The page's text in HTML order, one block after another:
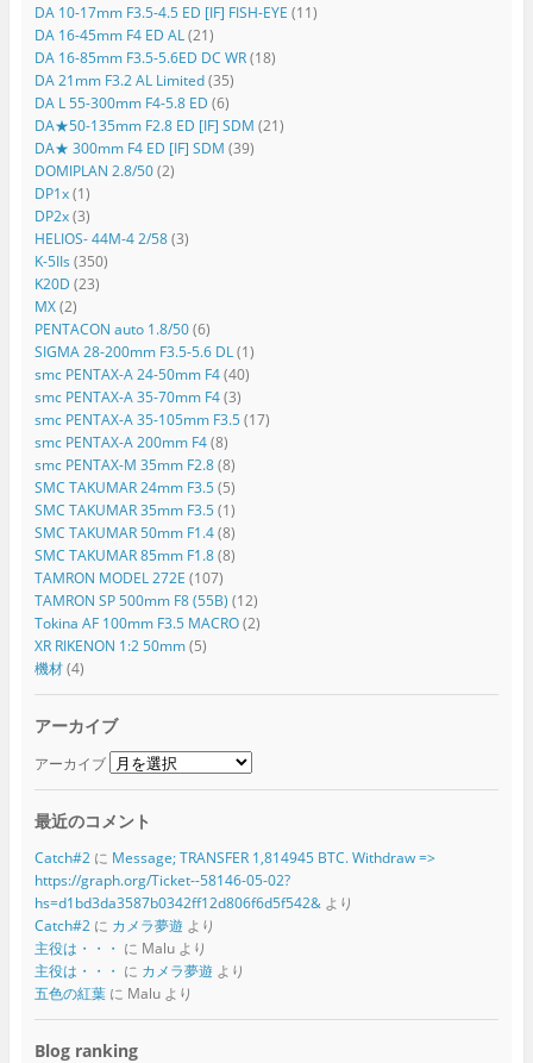
DA 10-17mm F3.5-4.5 ED [IF] FISH-EYE (11)
DA 16-45mm F4 ED AL(21)
DA 16-85mm F3.5-5.6ED DC WR(18)
DA 21mm F3.2 AL Limited(35)
DA L 55-300mm F4-5.8 ED (6)
DA★50-135mm F2.8 ED [IF] SDM (21)
DA★ 300mm F4 ED [IF] SDM (39)
DOMIPLAN 2.8/50(2)
DP1x(1)
DP2x(3)
HELIOS- 44M-4 2/58(3)
K-5IIs (350)
K20D (23)
MX(2)
PENTACON auto 1.8/50(6)
SIGMA 28-200mm F3.5-5.6 DL(1)
smc PENTAX-A 24-50mm F4(40)
smc PENTAX-A 35-70mm F4(3)
smc PENTAX-A 35-105mm F3.5(17)
smc PENTAX-A 200mm F4(8)
smc PENTAX-M 35mm F2.8(8)
SMC TAKUMAR 24mm F3.5(5)
SMC TAKUMAR 35mm F3.5(1)
SMC TAKUMAR 50mm F1.4(8)
SMC TAKUMAR 85mm F1.8(8)
TAMRON MODEL 272E (107)
TAMRON SP 500mm F8 (55B) (12)
Tokina AF 100mm F3.5 MACRO(2)
XR RIKENON 1:2 50mm(5)
機材(4)
アーカイブ
アーカイブ
最近のコメント
Catch#2に Message; TRANSFER 1,814945 BTC. Withdraw =>
https://graph.org/Ticket--58146-05-02?
hs=d1bd3da3587b0342ff12d806f6d5f542&より
Catch#2に カメラ夢遊より
主役は・・・ に Maluより
主役は・・・ に カメラ夢遊より
五色の紅葉に Maluより
Blog ranking